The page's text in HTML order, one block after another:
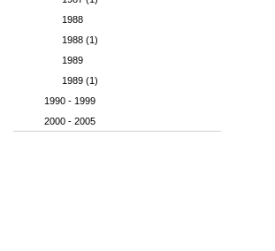
1988
1988 (1)
1989
1989 (1)
1990 - 1999
2000 - 2005